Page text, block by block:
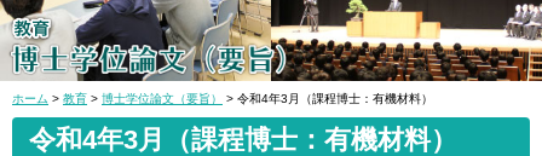
ホーム > 教育 > 博士学位論文（要旨） > 令和4年3月（課程博士：有機材料）
令和4年3月（課程博士：有機材料）